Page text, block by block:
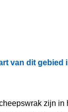
van dit gebied
zijn